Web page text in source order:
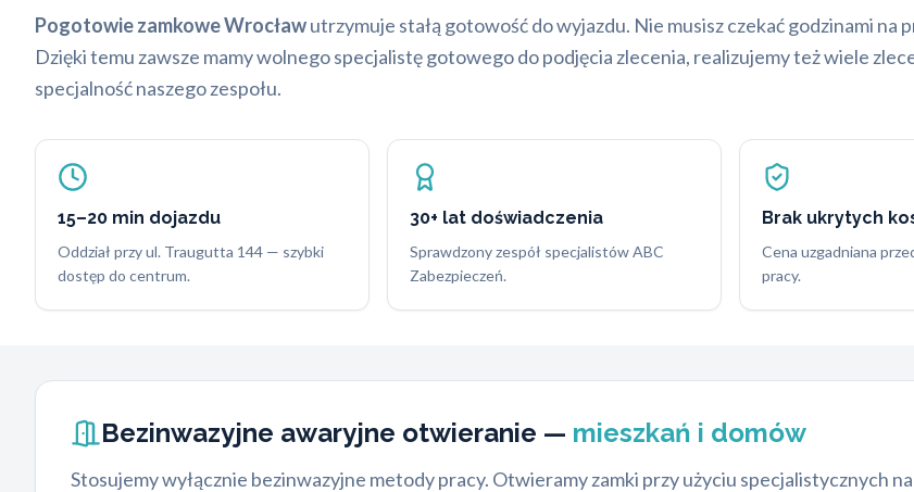
Pogotowie zamkowe Wrocławutrzymuje stałą gotowość do wyjazdu. Nie musisz czekać godzinami
Dzięki temu zawsze mamy wolnego specjalistę gotowego do podjęcia zlecenia, realizujemy też wiele
specjalność naszego zespołu.
15–20 min dojazdu
Oddział przy ul. Traugutta 144 — szybki
dostęp do centrum.
30+ lat doświadczenia
Sprawdzony zespół specjalistów ABC
Zabezpieczeń.
Brak ukrytych
Cena uzgadniana
pracy.
Bezinwazyjne awaryjne otwieranie — mieszkań i domów
Stosujemy wyłącznie bezinwazyjne metody pracy. Otwieramy zamki przy użyciu specjalistycznych